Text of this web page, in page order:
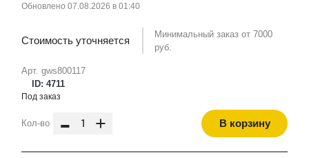
Арт. gws800117
ID: 4711
Обновлено 07.08.2026 в 01:40
Стоимость уточняется
Минимальный заказ от 7000
руб.
Под заказ
Кол-во - + В корзину